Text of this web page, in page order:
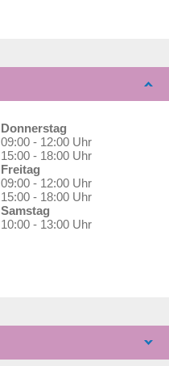
Donnerstag
09:00 - 12:00 Uhr
15:00 - 18:00 Uhr
Freitag
09:00 - 12:00 Uhr
15:00 - 18:00 Uhr
Samstag
10:00 - 13:00 Uhr